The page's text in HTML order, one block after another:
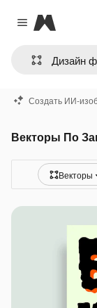
Close menu
Magnific
Создать ИИ-
Векторы